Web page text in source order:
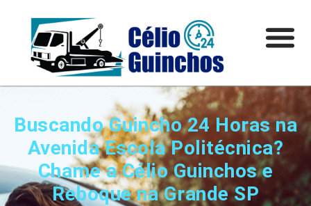
Buscando Guincho 24 Horas na
Avenida Escola Politécnica?
Chame a Célio Guinchos e
Reboque na Grande SP